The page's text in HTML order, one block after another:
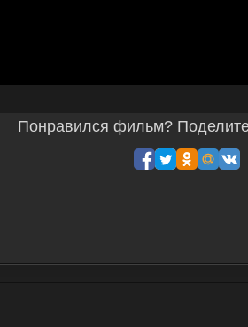
Понравился фильм?